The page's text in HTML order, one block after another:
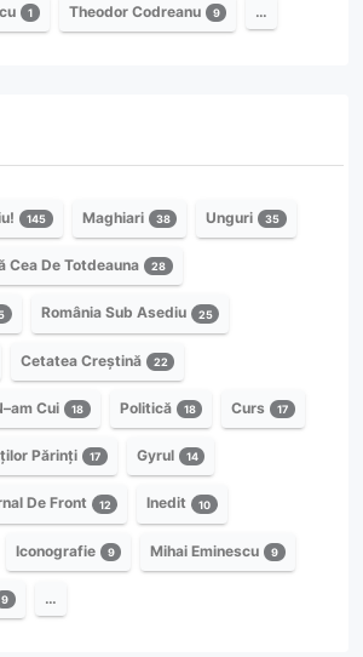
1 Theodor Codreanu 9 …
145 Maghiari 38 Unguri 35
Cea De Totdeauna 28
România Sub Asediu 25
Cetatea Creștină 22
Cui 18 Politică 18 Curs 17
Părinți 17 Gyrul 14
De Front 12 Inedit 10
Iconografie 9 Mihai Eminescu 9
9 …